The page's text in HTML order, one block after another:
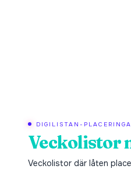
DIGILISTAN-
Veckolistor
Veckolistor där låten